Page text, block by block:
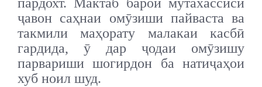
пардохт. Мактаб барои мутахассиси
ҷавон саҳнаи омӯзиши пайваста ва
такмили маҳорату малакаи касбӣ
гардида, ӯ дар ҷодаи омӯзишу
парвариши шогирдон ба натиҷаҳои
хуб ноил шуд.